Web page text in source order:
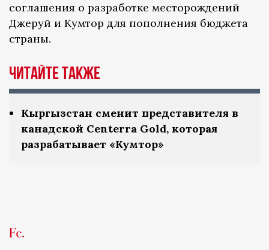
соглашения о разработке месторождений
Джеруй и Кумтор для пополнения бюджета
страны.
ЧИТАЙТЕ ТАКЖЕ
Кыргызстан сменит представителя в
канадской Centerra Gold, которая
разрабатывает «Кумтор»